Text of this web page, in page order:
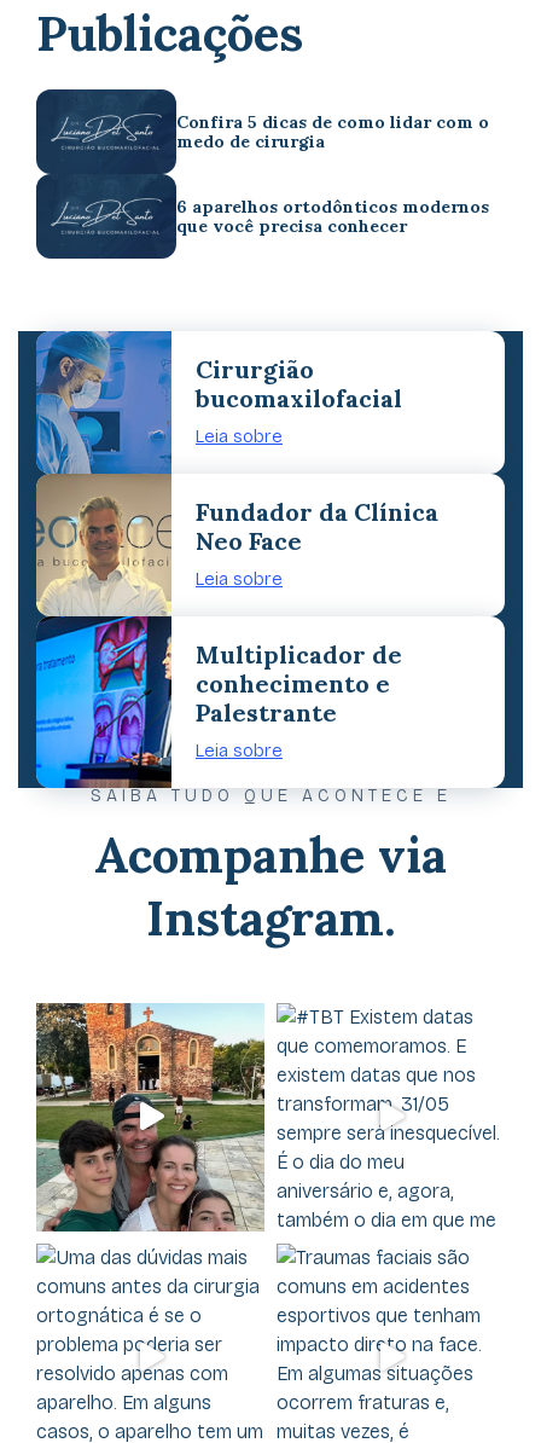
Publicações
Confira 5 dicas de como lidar com o
medo de cirurgia
6 aparelhos ortodônticos modernos
que você precisa conhecer
Cirurgião
bucomaxilofacial
Leia sobre
Fundador da Clínica
Neo Face
Leia sobre
Multiplicador de
conhecimento e
Palestrante
Leia sobre
SAIBA TUDO QUE ACONTECE E
Acompanhe via
Instagram.